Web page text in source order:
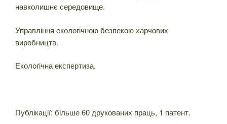
навколишнє середовище.
Управління екологічною безпекою харчових
виробництв.
Екологічна експертиза.
Публікації: більше 60 друкованих праць, 1 патент.